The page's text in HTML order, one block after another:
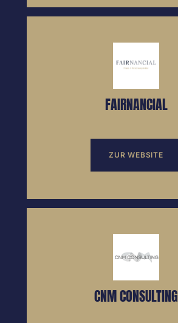
FAIRNANCIAL
ZUR WEBSITE
CNM CONSULTING